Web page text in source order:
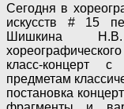
Сегодня в
искусств # 15
Шишкина Н.В.
класс-концерт
предметам
постановка